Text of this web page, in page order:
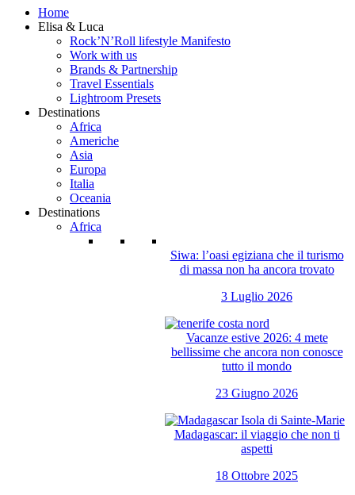
Home
Elisa & Luca
Rock’N’Roll lifestyle Manifesto
Work with us
Brands & Partnership
Travel Essentials
Lightroom Presets
Destinations
Africa
Americhe
Asia
Europa
Italia
Oceania
Destinations
Africa
Siwa: l’oasi egiziana che il turismo
di massa non ha ancora trovato
3 Luglio 2026
Vacanze estive 2026: 4 mete
bellissime che ancora non conosce
tutto il mondo
23 Giugno 2026
Madagascar: il viaggio che non ti
aspetti
18 Ottobre 2025